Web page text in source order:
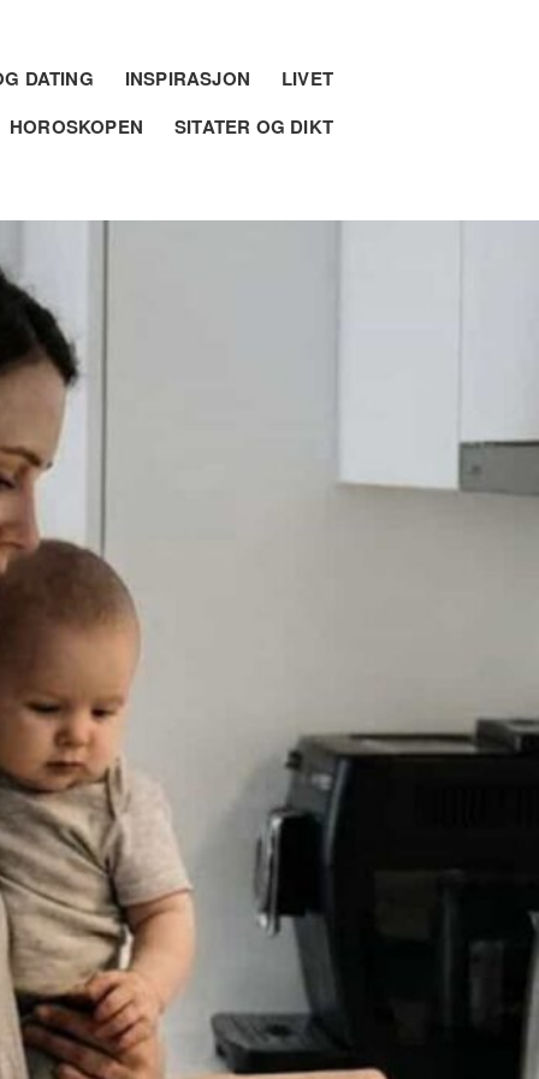
DATING INSPIRASJON
LIVET
HOROSKOPEN
SITATER OG DIKT